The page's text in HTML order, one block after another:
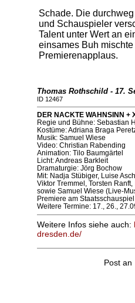
Schade. Die
und Schauspieler
Talent unter Wert an
einsames Buh
Premierenapplaus.
Thomas Rothschild - 17.
ID 12467
DER NACKTE WAHNSINN
Regie und Bühne: Sebastian
Kostüme: Adriana Braga
Musik: Samuel Wiese
Video: Christian Rabending
Animation: Tilo Baumgärtel
Licht: Andreas Barkleit
Dramaturgie: Jörg Bochow
Mit: Nadja Stübiger, Luise
Viktor Tremmel, Torsten
sowie Samuel Wiese (Live-
Premiere am
Weitere Termine: 17., 26.,
Weitere Infos siehe auch:
dresden.de/
Post an